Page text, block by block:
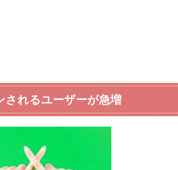
れるユーザーが急増